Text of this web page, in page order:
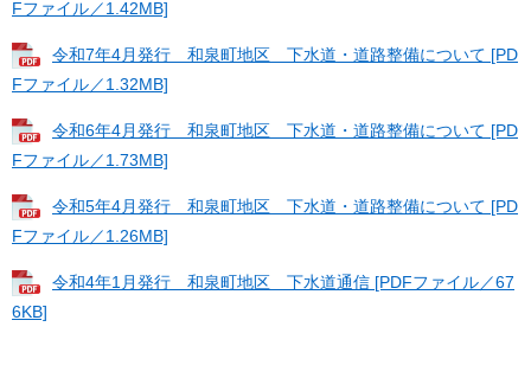
Fファイル／1.42MB]
令和7年4月発行 和泉町地区 下水道・道路整備について [PD
Fファイル／1.32MB]
令和6年4月発行 和泉町地区 下水道・道路整備について [PD
Fファイル／1.73MB]
令和5年4月発行 和泉町地区 下水道・道路整備について [PD
Fファイル／1.26MB]
令和4年1月発行 和泉町地区 下水道通信 [PDFファイル／67
6KB]